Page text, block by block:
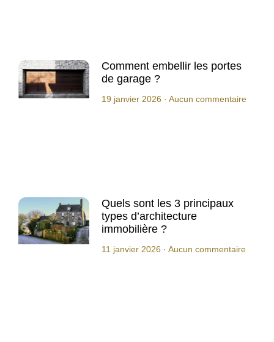
Comment embellir les portes
de garage ?
19 janvier 2026 Aucun commentaire
Quels sont les 3 principaux
types d’architecture
immobilière ?
11 janvier 2026 Aucun commentaire